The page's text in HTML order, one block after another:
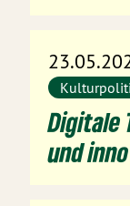
Digitale
und